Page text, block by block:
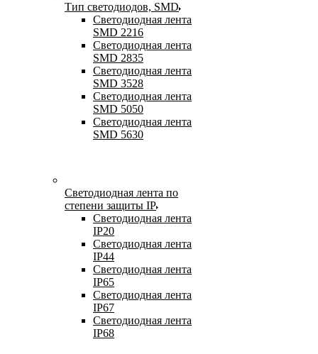
Тип светодиодов, SMD
Cветодиодная лента
SMD 2216
Светодиодная лента
SMD 2835
Светодиодная лента
SMD 3528
Светодиодная лента
SMD 5050
Светодиодная лента
SMD 5630
Светодиодная лента по
степени защиты IP
Светодиодная лента
IP20
Светодиодная лента
IP44
Светодиодная лента
IP65
Светодиодная лента
IP67
Светодиодная лента
IP68